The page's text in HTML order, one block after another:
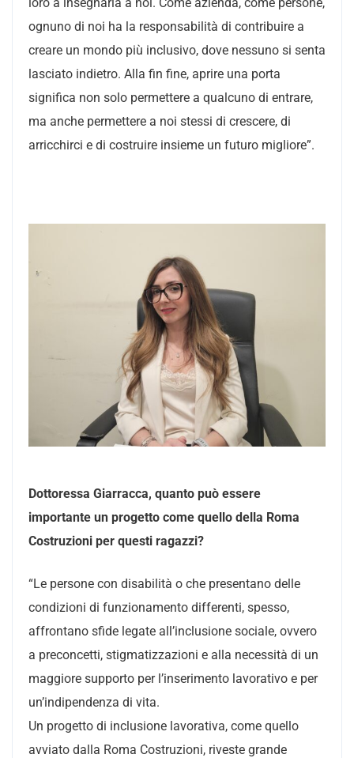
ognuno di noi ha la responsabilità di contribuire a
creare un mondo più inclusivo, dove nessuno si senta
lasciato indietro. Alla fin fine, aprire una porta
significa non solo permettere a qualcuno di entrare,
ma anche permettere a noi stessi di crescere, di
arricchirci e di costruire insieme un futuro migliore”.
Dottoressa Giarracca, quanto può essere
importante un progetto come quello della Roma
Costruzioni per questi ragazzi?
“Le persone con disabilità o che presentano delle
condizioni di funzionamento differenti, spesso,
affrontano sfide legate all’inclusione sociale, ovvero
a preconcetti, stigmatizzazioni e alla necessità di un
maggiore supporto per l’inserimento lavorativo e per
un’indipendenza di vita.
Un progetto di inclusione lavorativa, come quello
avviato dalla Roma Costruzioni, riveste grande